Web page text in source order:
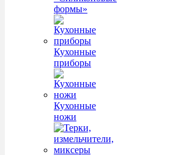
формы»
Кухонные
приборы
Кухонные
ножи